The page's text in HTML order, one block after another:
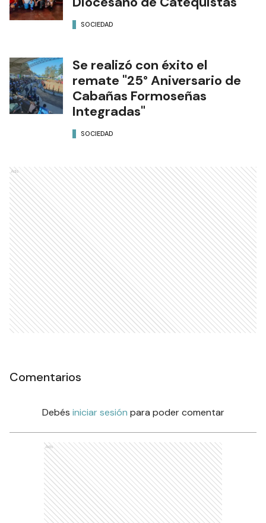
SOCIEDAD
Se realizó con éxito el
remate "25° Aniversario de
Cabañas Formoseñas
Integradas"
SOCIEDAD
Ads
Comentarios
Debés iniciar sesión para poder comentar
Ads